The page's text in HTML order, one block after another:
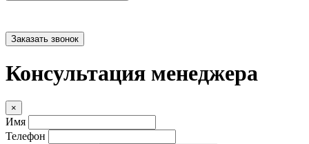
Заказать звонок
Консультация менеджера
×
Имя
Телефон